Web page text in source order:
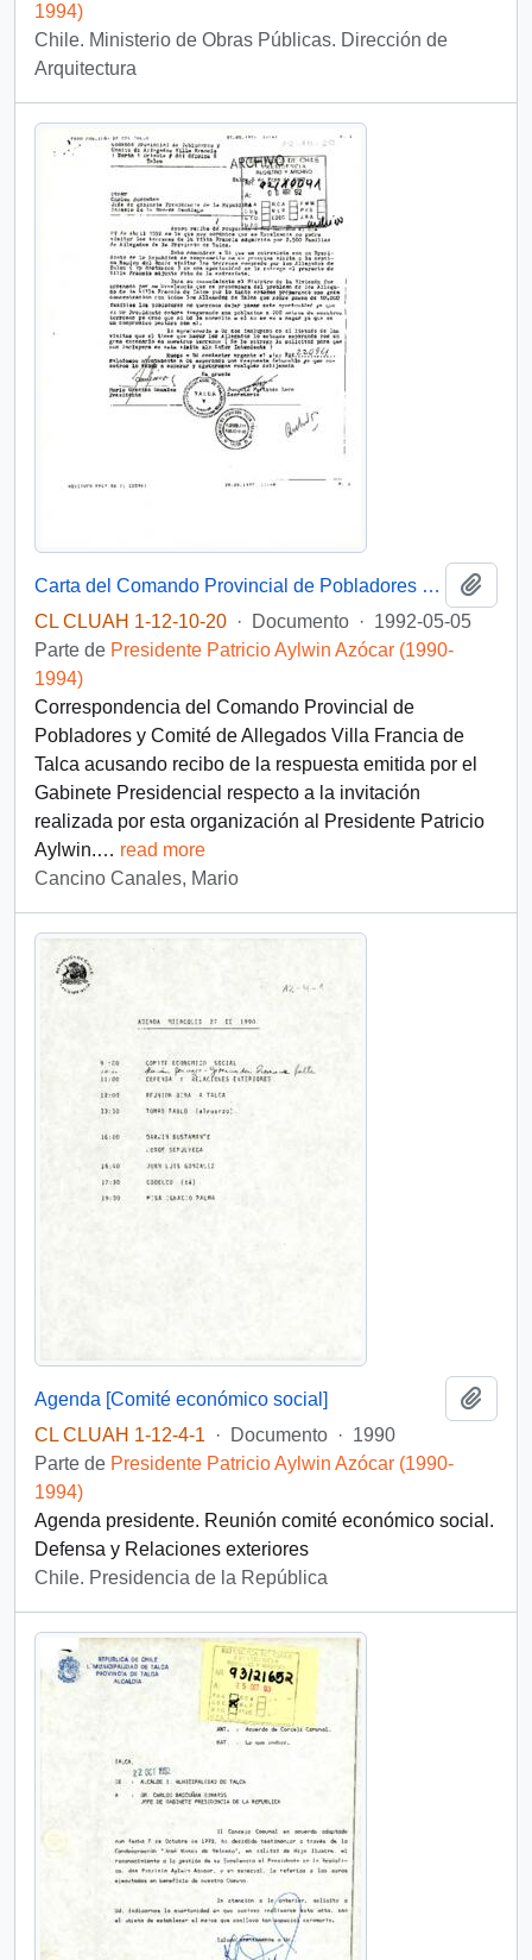
1994)
Chile. Ministerio de Obras Públicas. Dirección de
Arquitectura
Carta del Comando Provincial de Pobladores y Comité de Allegados Villa Francia de Talca
CL CLUAH 1-12-10-20 · Documento · 1992-05-05
Parte de Presidente Patricio Aylwin Azócar (1990-
1994)
Correspondencia del Comando Provincial de
Pobladores y Comité de Allegados Villa Francia de
Talca acusando recibo de la respuesta emitida por el
Gabinete Presidencial respecto a la invitación
realizada por esta organización al Presidente Patricio
Aylwin.… read more
Cancino Canales, Mario
Agenda [Comité económico social]
CL CLUAH 1-12-4-1
· Documento · 1990
Parte de Presidente Patricio Aylwin Azócar (1990-
1994)
Agenda presidente. Reunión comité económico social.
Defensa y Relaciones exteriores
Chile. Presidencia de la República